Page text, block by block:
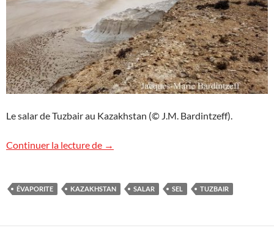
Le salar de Tuzbair au Kazakhstan (© J.M. Bardintzeff).
Continuer la lecture de Le salar de Tuzbair, Kazakhstan
→
ÉVAPORITE KAZAKHSTAN SALAR SEL TUZBAIR